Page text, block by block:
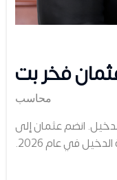
فخر بت
محاسب
انضم عثمان إلى
في عام 2026.